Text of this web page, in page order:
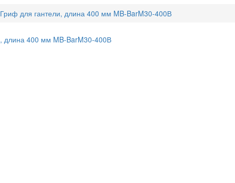
Гриф для гантели, длина 400 мм MB-BarM30-400В